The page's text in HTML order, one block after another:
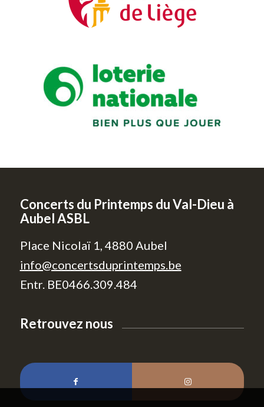
Concerts du Printemps du Val-Dieu à
Aubel ASBL
Place Nicolaï 1, 4880 Aubel
info@concertsduprintemps.be
Entr. BE0466.309.484
Retrouvez nous